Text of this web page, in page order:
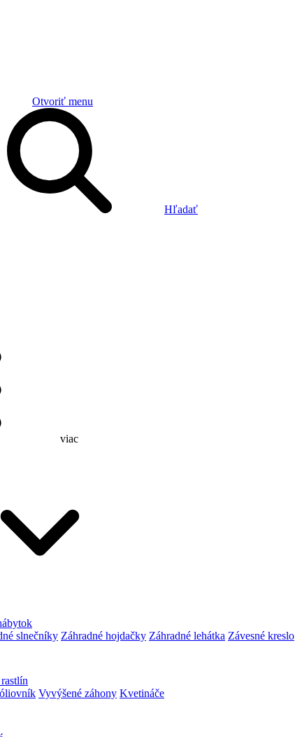
Otvoriť menu
Hľadať
viac
slnečníky Záhradné hojdačky Záhradné lehátka Závesné kreslo
Vyvýšené záhony Kvetináče